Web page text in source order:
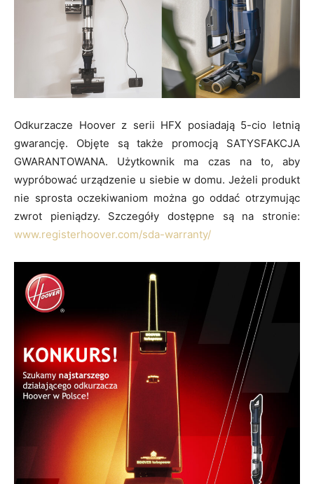
Odkurzacze Hoover z serii HFX posiadają 5-cio letnią
gwarancję. Objęte są także promocją SATYSFAKCJA
GWARANTOWANA. Użytkownik ma czas na to, aby
wypróbować urządzenie u siebie w domu. Jeżeli produkt
nie sprosta oczekiwaniom można go oddać otrzymując
zwrot pieniądzy. Szczegóły dostępne są na stronie:
www.registerhoover.com/sda-warranty/